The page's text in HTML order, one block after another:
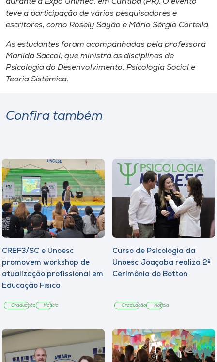
Biblioteca
Rádio
Unoesc
Selecione
o idioma
A+
durante a Expo Unimed, em Curitiba (PR). O evento
teve a participação de vários pesquisadores e
escritores, como Rosely Sayão e Mário Sérgio Cortella.
As estudantes foram acompanhadas pela professora
Marilda Saccol, que ministra as disciplinas de
Psicologia do Desenvolvimento, Psicologia Social e
Teoria Sistêmica.
Confira também
CREF3/SC e Unoesc
promovem workshop de
atualização profissional em
Educação Física
Graduação Notícia
Curso de Psicologia da
Unoesc Joaçaba realiza 2ª
Cerimônia do Botton
Graduação Notícia